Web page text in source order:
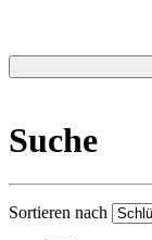
Suche
Sortieren nach